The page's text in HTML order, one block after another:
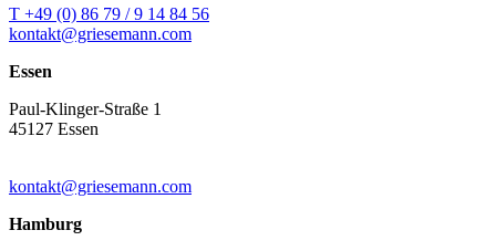
T +49 (0) 86 79 / 9 14 84 56
kontakt@griesemann.com
Essen
Paul-Klinger-Straße 1
45127 Essen
kontakt@griesemann.com
Hamburg